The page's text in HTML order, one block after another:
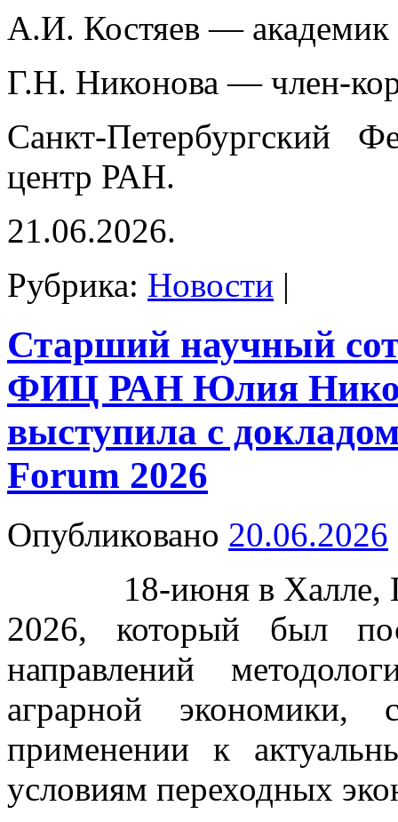
А.И. Костяев —
Г.Н. Никонова — член-
Санкт-Петербургский
центр РАН.
21.06.2026.
Рубрика: Новости |
Старший научный
ФИЦ РАН Юлия
выступила с
Forum 2026
Опубликовано 20.06.2026
18-июня в Халле,
2026, который был
направлений
аграрной
применении к
условиям переходных